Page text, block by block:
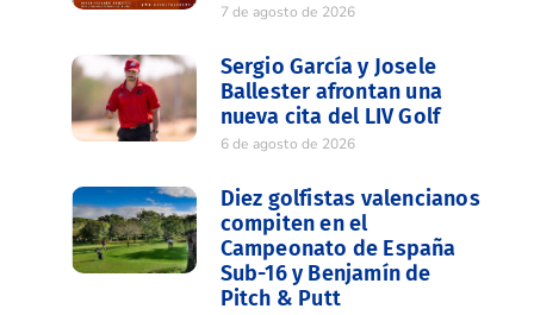
7 de agosto de 2026
Sergio García y Josele
Ballester afrontan una
nueva cita del LIV Golf
6 de agosto de 2026
Diez golfistas valencianos
compiten en el
Campeonato de España
Sub-16 y Benjamín de
Pitch & Putt